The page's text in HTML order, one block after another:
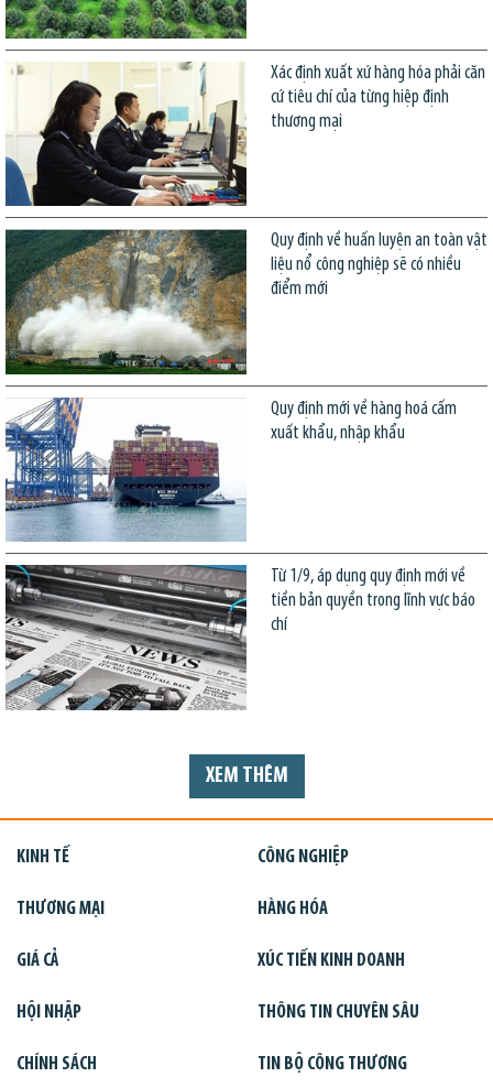
Xác định xuất xứ hàng hóa phải căn
cứ tiêu chí của từng hiệp định
thương mại
Quy định về huấn luyện an toàn vật
liệu nổ công nghiệp sẽ có nhiều
điểm mới
Quy định mới về hàng hoá cấm
xuất khẩu, nhập khẩu
Từ 1/9, áp dụng quy định mới về
tiền bản quyền trong lĩnh vực báo
chí
XEM THÊM
KINH TẾ CÔNG NGHIỆP
THƯƠNG MẠI HÀNG HÓA
GIÁ CẢ XÚC TIẾN KINH DOANH
HỘI NHẬP THÔNG TIN CHUYÊN SÂU
CHÍNH SÁCH TIN BỘ CÔNG THƯƠNG